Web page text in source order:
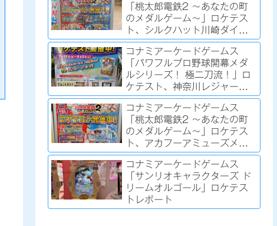
「桃太郎電鉄2 ～あなたの町
のメダルゲーム～」ロケテス
ト、シルクハット川崎ダイス
で開催中（2026/8/2時点）
コナミアーケードゲームス
「パワフルプロ野球開幕メダ
ルシリーズ！ 極二刀流！」ロ
ケテスト、神奈川レジャーラ
ンド厚木店で2026年7月23日
～8月2日まで開催
コナミアーケードゲームス
「桃太郎電鉄2 ～あなたの町
のメダルゲーム～」ロケテス
ト、アカフーアミューズメン
ト ジアス上大岡店で開催中
コナミアーケードゲームス
「サンリオキャラクターズ ド
リームオルゴール」ロケテス
トレポート